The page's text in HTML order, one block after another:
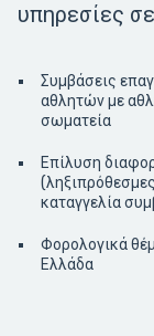
υπηρεσίες
Συμβάσεις
αθλητών με
σωματεία
Επίλυση
καταγγελία
Φορολογικά
Ελλάδα